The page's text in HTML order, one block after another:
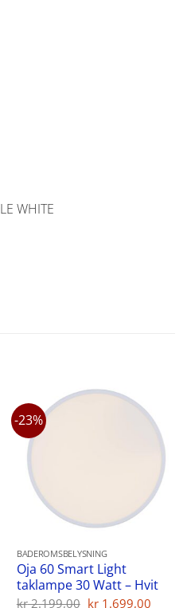
WHITE
-23%
BADEROMSBELYSNING
Oja 60 Smart Light
taklampe 30 Watt – Hvit
kr2.199,00 Opprinnelig
kr 1.699,00